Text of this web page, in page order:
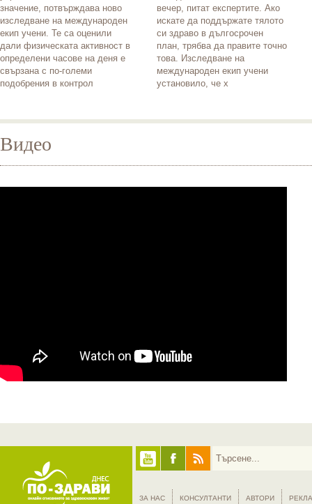
значение, потвърждава ново
изследване на международен
екип учени. Те са оценили
дали физическата активност в
определени часове на деня е
свързана с по-големи
подобрения в контрол
вечер, питат експертите. Ако
искате да поддържате тялото
си здраво в дългосрочен
план, трябва да правите точно
това. Изследване на
международен екип учени
установило, че х
Видео
ЗА НАС КОНСУЛТАНТИ АВТОРИ